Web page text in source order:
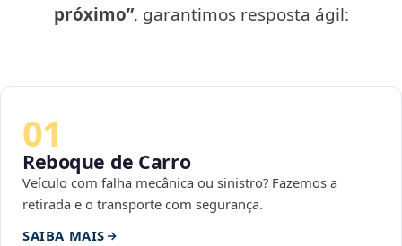
próximo”, garantimos resposta ágil:
01
Reboque de Carro
Veículo com falha mecânica ou sinistro? Fazemos a
retirada e o transporte com segurança.
SAIBA MAIS